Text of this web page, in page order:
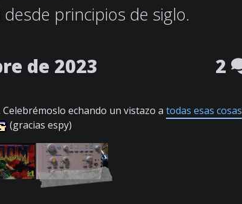
principios de siglo.
de 2023 2
echando un vistazo a todas esas cosas
(gracias espy)